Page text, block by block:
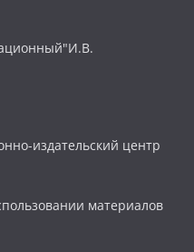
издательский центр
материалов